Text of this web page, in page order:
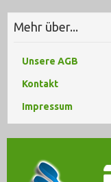
Mehr über...
Unsere AGB
Kontakt
Impressum